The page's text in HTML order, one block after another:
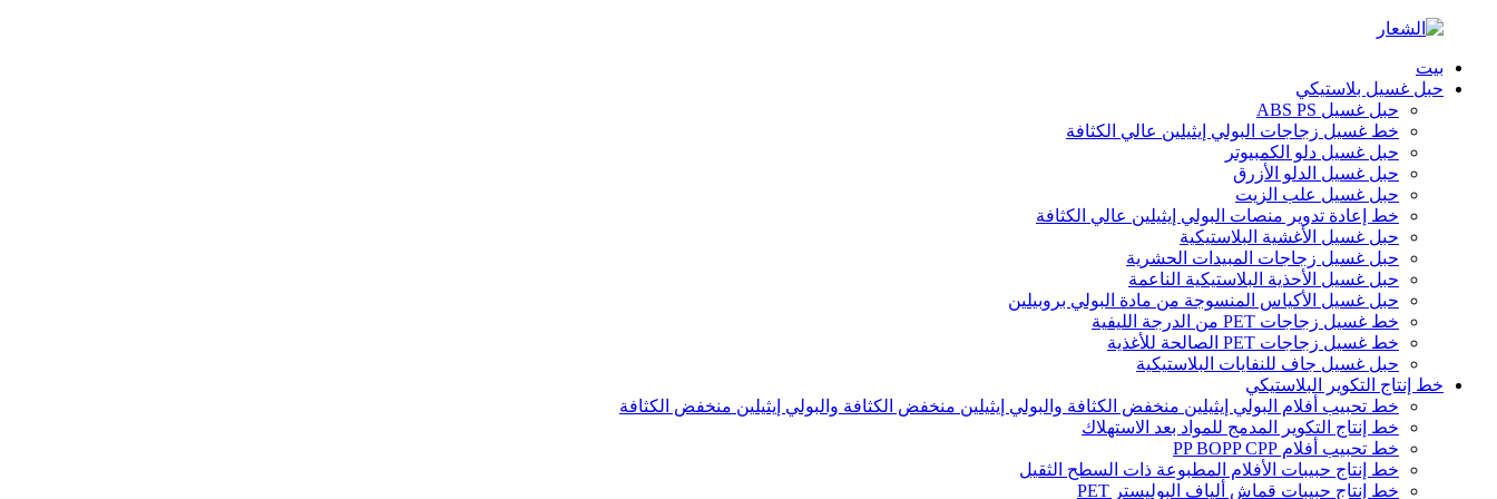
بيت
حبل غسيل بلاستيكي
حبل غسيل ABS PS
خط غسيل زجاجات البولي إيثيلين عالي الكثافة
حبل غسيل دلو الكمبيوتر
حبل غسيل الدلو الأزرق
حبل غسيل علب الزيت
خط إعادة تدوير منصات البولي إيثيلين عالي الكثافة
حبل غسيل الأغشية البلاستيكية
حبل غسيل زجاجات المبيدات الحشرية
حبل غسيل الأحذية البلاستيكية الناعمة
حبل غسيل الأكياس المنسوجة من مادة البولي بروبيلين
خط غسيل زجاجات PET من الدرجة الليفية
خط غسيل زجاجات PET الصالحة للأغذية
حبل غسيل جاف للنفايات البلاستيكية
خط إنتاج التكوير البلاستيكي
خط تحبيب أفلام البولي إيثيلين منخفض الكثافة والبولي إيثيلين منخفض الكثافة والبولي إيثيلين منخفض الكثافة
خط إنتاج التكوير المدمج للمواد بعد الاستهلاك
خط تحبيب أفلام PP BOPP CPP
خط إنتاج حبيبات الأفلام المطبوعة ذات السطح الثقيل
خط إنتاج حبيبات قماش ألياف البوليستر PET